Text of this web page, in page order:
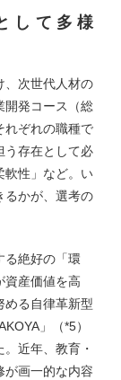
して多様
、次世代人材の
開発コース（総
れぞれの職種で
う存在として必
軟性」など。い
るかが、選考の
る絶好の「環
資産価値を高
める自律革新型
」（*5）
近年、教育・
が画一的な内容